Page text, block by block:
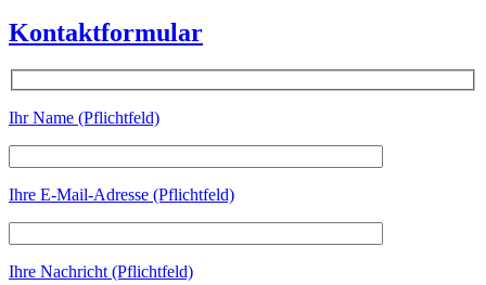
Kontaktformular
Ihr Name (Pflichtfeld)
Ihre E-Mail-Adresse (Pflichtfeld)
Ihre Nachricht (Pflichtfeld)